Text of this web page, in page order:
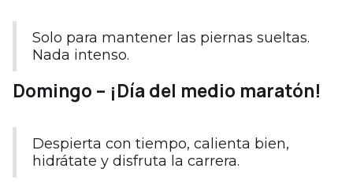
Solo para mantener las piernas sueltas.
Nada intenso.
Domingo – ¡Día del medio maratón!
Despierta con tiempo, calienta bien,
hidrátate y disfruta la carrera.